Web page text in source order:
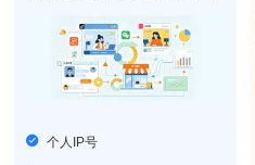
化运营。
个人IP号